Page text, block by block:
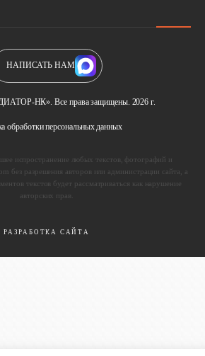
НК». Все права защищены. 2026 г.
обработки персональных данных
НАПИСАТЬ НАМ
испространение любых текстов, фотографий и
без разрешения авторов или администрации сайта, а
текстов будет рассматриваться как нарушение
авторских прав.
РАЗРАБОТКА САЙТА